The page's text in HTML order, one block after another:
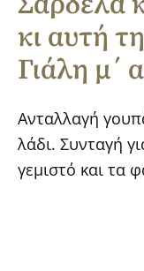
κι αυτή
Γιάλη μ΄
Ανταλλαγή
λάδι. Συνταγή
γεμιστό και τα